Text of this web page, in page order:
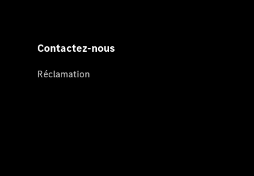
Contactez-nous
Réclamation